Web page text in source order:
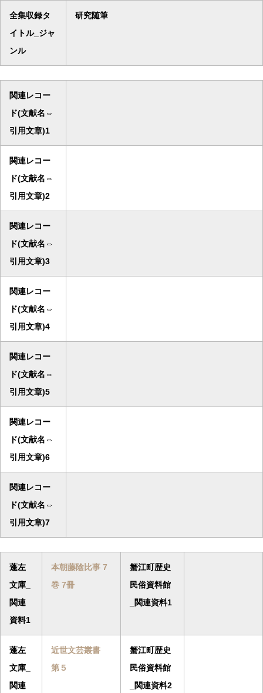
全集収録タ
イトル_ジャ
ンル
研究随筆
関連レコー
ド(文献名⇔
引用文章)1
関連レコー
ド(文献名⇔
引用文章)2
関連レコー
ド(文献名⇔
引用文章)3
関連レコー
ド(文献名⇔
引用文章)4
関連レコー
ド(文献名⇔
引用文章)5
関連レコー
ド(文献名⇔
引用文章)6
関連レコー
ド(文献名⇔
引用文章)7
蓬左
文庫_
関連
資料1
本朝藤陰比事 7
巻 7冊
蟹江町歴史
民俗資料館
_関連資料1
蓬左
文庫_
関連
近世文芸叢書
第５
蟹江町歴史
民俗資料館
_関連資料2